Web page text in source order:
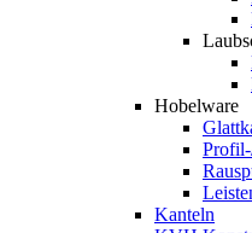
Hobelware
Kanteln